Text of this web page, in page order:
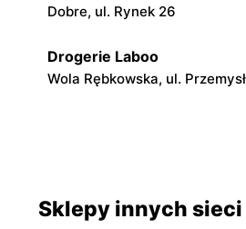
Dobre, ul. Rynek 26
Drogerie Laboo
Wola Rębkowska, ul.
Maciejowice, ul. Rynek 35
Sklepy innych